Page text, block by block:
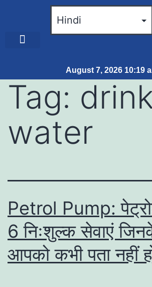
August 7, 2026 10:19
Tag:
water
Petrol Pump:
6 निःशुल्क सेवाएं
आपको कभी पता नहीं